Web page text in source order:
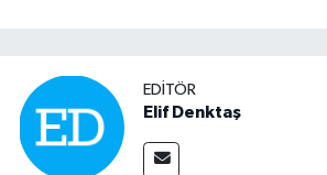
EDITÖR
Elif Denktaş